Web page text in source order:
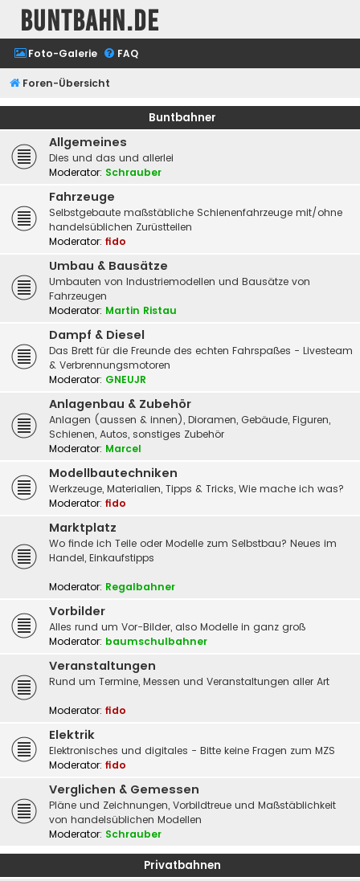
buntbahn.de
Foto-Galerie FAQ
Foren-Übersicht
Buntbahner
Allgemeines
Dies und das und allerlei
Moderator: Schrauber
Fahrzeuge
Selbstgebaute maßstäbliche Schienenfahrzeuge mit/ohne
handelsüblichen Zurüstteilen
Moderator: fido
Umbau & Bausätze
Umbauten von Industriemodellen und Bausätze von
Fahrzeugen
Moderator: Martin Ristau
Dampf & Diesel
Das Brett für die Freunde des echten Fahrspaßes - Livesteam
& Verbrennungsmotoren
Moderator: GNEUJR
Anlagenbau & Zubehör
Anlagen (aussen & innen), Dioramen, Gebäude, Figuren,
Schienen, Autos, sonstiges Zubehör
Moderator: Marcel
Modellbautechniken
Werkzeuge, Materialien, Tipps & Tricks, Wie mache ich was?
Moderator: fido
Marktplatz
Wo finde ich Teile oder Modelle zum Selbstbau? Neues im
Handel, Einkaufstipps
Moderator: Regalbahner
Vorbilder
Alles rund um Vor-Bilder, also Modelle in ganz groß
Moderator: baumschulbahner
Veranstaltungen
Rund um Termine, Messen und Veranstaltungen aller Art
Moderator: fido
Elektrik
Elektronisches und digitales - Bitte keine Fragen zum MZS
Moderator: fido
Verglichen & Gemessen
Pläne und Zeichnungen, Vorbildtreue und Maßstäblichkeit
von handelsüblichen Modellen
Moderator: Schrauber
Privatbahnen